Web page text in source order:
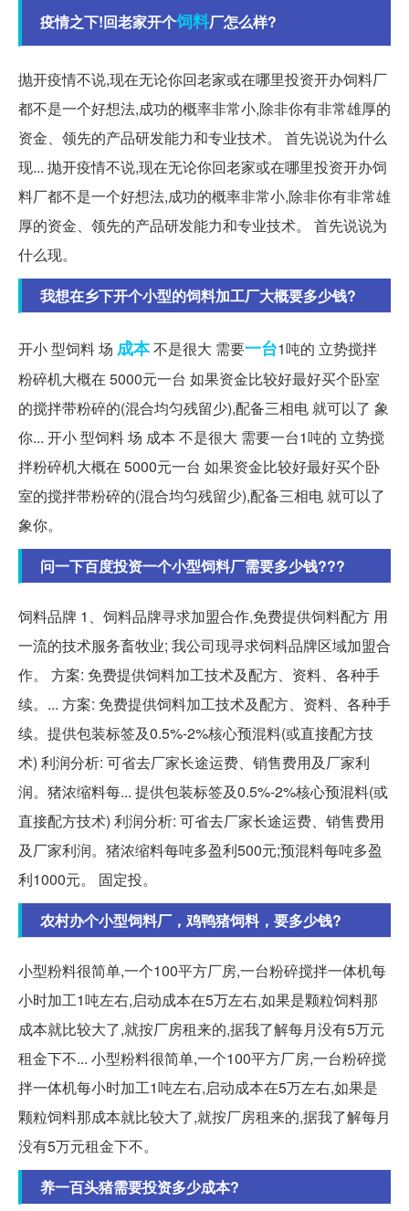
疫情之下!回老家开个饲料厂怎么样?
抛开疫情不说,现在无论你回老家或在哪里投资开办饲料厂
都不是一个好想法,成功的概率非常小,除非你有非常雄厚的
资金、领先的产品研发能力和专业技术。 首先说说为什么
现... 抛开疫情不说,现在无论你回老家或在哪里投资开办饲
料厂都不是一个好想法,成功的概率非常小,除非你有非常雄
厚的资金、领先的产品研发能力和专业技术。 首先说说为
什么现。
我想在乡下开个小型的饲料加工厂大概要多少钱?
开小 型饲料 场 成本不是很大 需要一台1吨的 立势搅拌
粉碎机大概在 5000元一台 如果资金比较好最好买个卧室
的搅拌带粉碎的(混合均匀残留少),配备三相电 就可以了 象
你... 开小 型饲料 场 成本 不是很大 需要一台1吨的 立势搅
拌粉碎机大概在 5000元一台 如果资金比较好最好买个卧
室的搅拌带粉碎的(混合均匀残留少),配备三相电 就可以了
象你。
问一下百度投资一个小型饲料厂需要多少钱???
饲料品牌 1、饲料品牌寻求加盟合作,免费提供饲料配方 用
一流的技术服务畜牧业; 我公司现寻求饲料品牌区域加盟合
作。 方案: 免费提供饲料加工技术及配方、资料、各种手
续。... 方案: 免费提供饲料加工技术及配方、资料、各种手
续。提供包装标签及0.5%-2%核心预混料(或直接配方技
术) 利润分析: 可省去厂家长途运费、销售费用及厂家利
润。猪浓缩料每... 提供包装标签及0.5%-2%核心预混料(或
直接配方技术) 利润分析: 可省去厂家长途运费、销售费用
及厂家利润。猪浓缩料每吨多盈利500元;预混料每吨多盈
利1000元。 固定投。
农村办个小型饲料厂，鸡鸭猪饲料，要多少钱?
小型粉料很简单,一个100平方厂房,一台粉碎搅拌一体机每
小时加工1吨左右,启动成本在5万左右,如果是颗粒饲料那
成本就比较大了,就按厂房租来的,据我了解每月没有5万元
租金下不... 小型粉料很简单,一个100平方厂房,一台粉碎搅
拌一体机每小时加工1吨左右,启动成本在5万左右,如果是
颗粒饲料那成本就比较大了,就按厂房租来的,据我了解每月
没有5万元租金下不。
养一百头猪需要投资多少成本?